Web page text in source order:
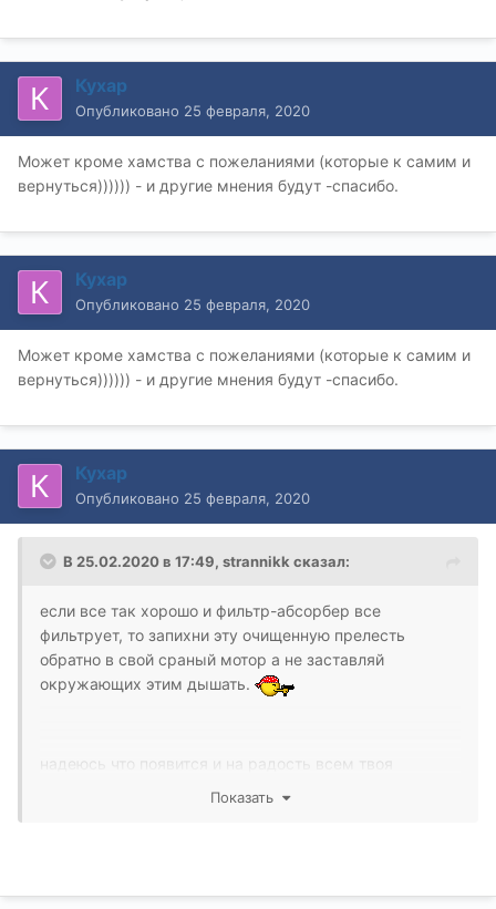
Кухар
Опубликовано 25 февраля, 2020
Может кроме хамства с пожеланиями (которые к самим и
вернуться)))))) - и другие мнения будут -спасибо.
Кухар
Опубликовано 25 февраля, 2020
Может кроме хамства с пожеланиями (которые к самим и
вернуться)))))) - и другие мнения будут -спасибо.
Кухар
Опубликовано 25 февраля, 2020
В 25.02.2020 в 17:49, strannikkсказал:
если все так хорошо и фильтр-абсорбер все
фильтрует, то запихни эту очищенную прелесть
обратно в свой сраный мотор а не заставляй
окружающих этим дышать.
надеюсь что появится и на радость всем твоя
помойка вскоре накроется медным тазом
Показать